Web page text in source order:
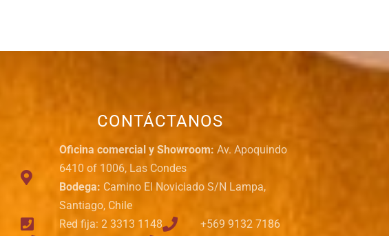
CONTÁCTANOS
Oficina comercial y Showroom: Av. Apoquindo
6410 of 1006, Las Condes
Bodega: Camino El Noviciado S/N Lampa,
Santiago, Chile
Red fija: 2 3313 1148
+569 9132 7186